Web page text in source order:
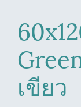
เขียว